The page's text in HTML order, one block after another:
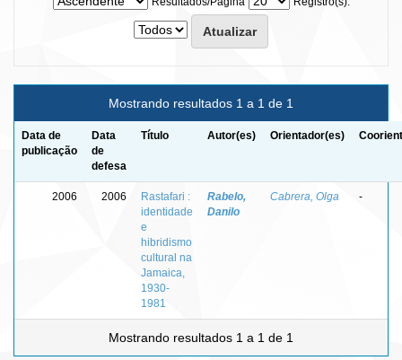
Mostrando resultados 1 a 1 de 1
Data de
publicação
Data
de
defesa
Título Autor(es) Orientador(es)
2006 2006
Rastafari :
identidade
e
hibridismo
cultural na
Jamaica,
1930-
1981
Rabelo,
Danilo
Cabrera, Olga -
Mostrando resultados 1 a 1 de 1